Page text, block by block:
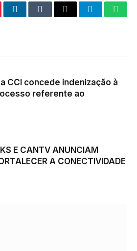
LinkedInTumblrEmail Telegram
CCI concede indenização à
referente ao
E CANTV ANUNCIAM
A CONECTIVIDADE